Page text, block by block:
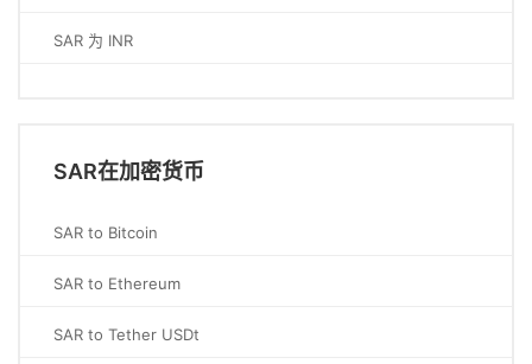
SAR 为 INR
SAR在加密货币
SAR to Bitcoin
SAR to Ethereum
SAR to Tether USDt